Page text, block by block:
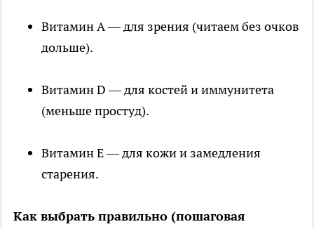
Витамин А — для зрения (читаем без очков
дольше).
Витамин D — для костей и иммунитета
(меньше простуд).
Витамин Е — для кожи и замедления
старения.
Как выбрать правильно (пошаговая